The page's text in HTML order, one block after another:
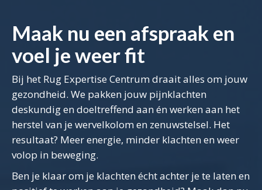
Maak nu een afspraak en
voel je weer fit
Bij het Rug Expertise Centrum draait alles om jouw
gezondheid. We pakken jouw pijnklachten
deskundig en doeltreffend aan én werken aan het
herstel van je wervelkolom en zenuwstelsel. Het
resultaat? Meer energie, minder klachten en weer
volop in beweging.
Ben je klaar om je klachten écht achter je te laten en